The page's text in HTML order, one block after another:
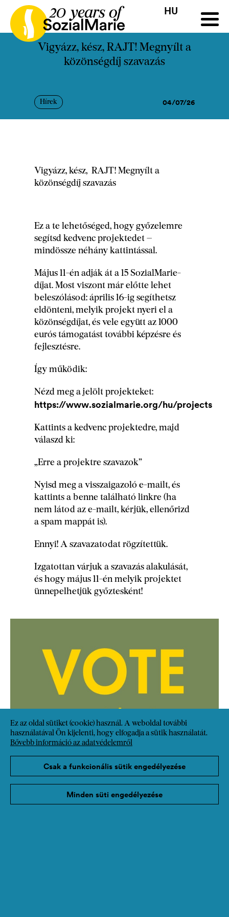
Ez az oldal sütiket (cookie) használ. A weboldal további
használatával Ön kijelenti, hogy elfogadja a sütik használatát.
Bővebb információ az adatvédelemről
Csak a funkcionális sütik engedélyezése
Minden süti engedélyezése
HU
HU SK SL
PályázatProjektekInsights Podcast
Vigyázz, kész, RAJT! Megnyílt a
közönségdíj szavazás
Hírek 04/07/26
Vigyázz, kész, RAJT! Megnyílt a
közönségdíj szavazás
Ez a te lehetőséged, hogy győzelemre
segítsd kedvenc projektedet –
mindössze néhány kattintással.
Május 11-én adják át a 15 SozialMarie-
díjat. Most viszont már előtte lehet
beleszólásod: április 16-ig segíthetsz
eldönteni, melyik projekt nyeri el a
közönségdíjat, és vele együtt az 1000
eurós támogatást további képzésre és
fejlesztésre.
Így működik:
Nézd meg a jelölt projekteket:
https://www.sozialmarie.org/hu/projects
Kattints a kedvenc projektedre, majd
válaszd ki:
„Erre a projektre szavazok”
Nyisd meg a visszaigazoló e-mailt, és
kattints a benne található linkre (ha
nem látod az e-mailt, kérjük, ellenőrizd
a spam mappát is).
Ennyi! A szavazatodat rögzítettük.
Izgatottan várjuk a szavazás alakulását,
és hogy május 11-én melyik projektet
ünnepelhetjük győztesként!